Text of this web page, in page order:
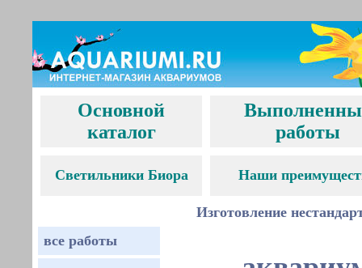
Основной
каталог
работы
Светильники Биора Наши
Изготовление
все работы